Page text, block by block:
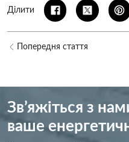
Ділити
Попередня стаття
Зв’яжіться з
ваше